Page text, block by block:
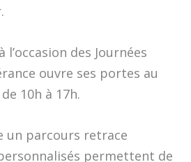
des Journées
ouvre ses portes au
10h à 17h.
un parcours retrace
permettent de